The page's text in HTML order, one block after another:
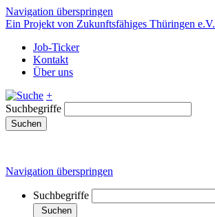
Navigation überspringen
Ein Projekt von Zukunftsfähiges Thüringen e.V.
Job-Ticker
Kontakt
Über uns
+
Suchbegriffe
Suchen
Navigation überspringen
Suchbegriffe
Suchen